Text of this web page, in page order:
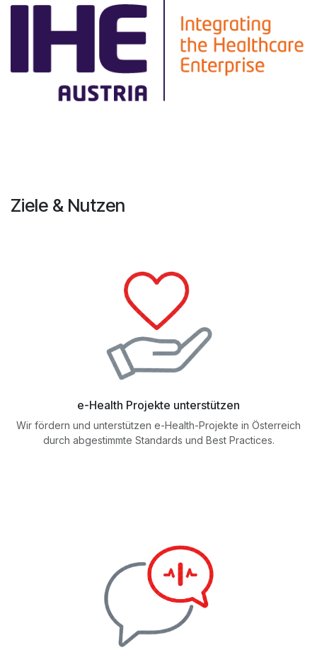
Ziele & Nutzen
e-Health Projekte unterstützen
Wir fördern und unterstützen e-Health-Projekte in Österreich
durch abgestimmte Standards und Best Practices.